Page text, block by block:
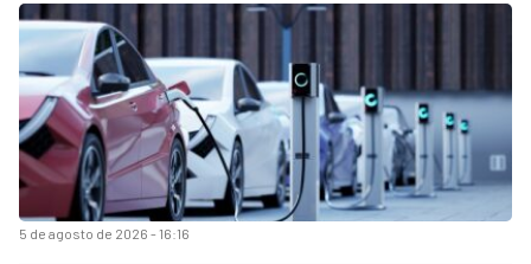
5 de agosto de 2026 - 16:16